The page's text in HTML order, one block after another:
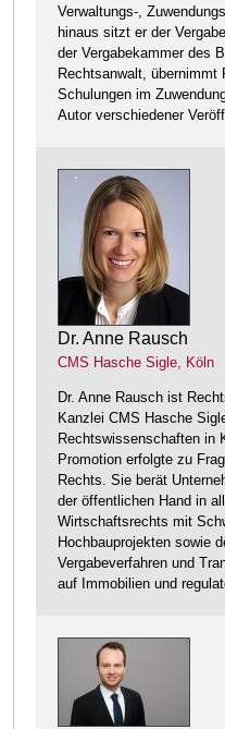
Verwaltungs-,
hinaus sitzt er der
der Vergabekammer des
Rechtsanwalt, übernimmt
Schulungen im
Autor verschiedener
Dr. Anne Rausch
CMS Hasche Sigle, Köln
Dr. Anne Rausch ist
Kanzlei CMS Hasche
Rechtswissenschaften in
Promotion erfolgte zu
Rechts. Sie berät
der öffentlichen Hand in
Wirtschaftsrechts mit
Hochbauprojekten sowie
Vergabeverfahren und
auf Immobilien und